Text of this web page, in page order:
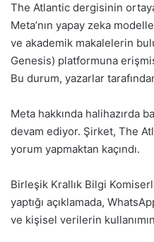
The Atlantic dergisinin ortaya
Meta’nın yapay zeka
ve akademik makalelerin
Genesis) platformuna
Bu durum, yazarlar
Meta hakkında halihazırda
devam ediyor. Şirket, The
yorum yapmaktan kaçındı.
Birleşik Krallık Bilgi
yaptığı açıklamada,
ve kişisel verilerin